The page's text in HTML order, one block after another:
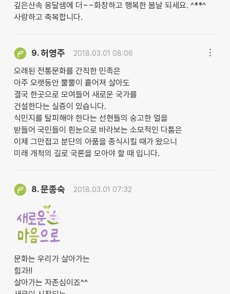
깊은산속 옹달샘에 더~~화창하고 행복한 봄날 되세요. ^**^
사랑하고 축복합니다.
9.허영주 2018.03.01 08:06
오래된 전통문화를 간직한 민족은
아주 오랫동안 뿔뿔이 흩어져 살아도
결국 한곳으로 모여들어 새로운 국가를
건설한다는 실증이 있습니다.
식민지를 탈피해야 한다는 선현들의 숭고한 얼을
받들어 국민들이 흰눈으로 바라보는 소모적인 다툼은
이제 그만접고 분단의 아품을 종식시킬 때가 왔으니
미래 개척의 길로 국론을 모아야 할 때 입니다.
8.문종숙 2018.03.01 07:32
문화는 우리가 살아가는
힘과!!
살아가는 자존심이죠^^